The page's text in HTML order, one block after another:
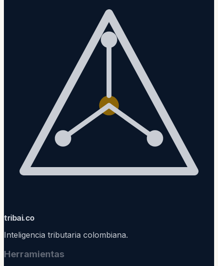
tribai.co
Inteligencia tributaria colombiana.
Herramientas